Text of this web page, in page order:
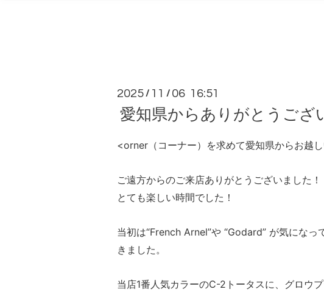
2025 / 11 / 06 16:51
愛知県からありがとうござ
<orner（コーナー）を求めて愛知県からお越し
ご遠方からのご来店ありがとうございました！
とても楽しい時間でした！
当初は“French Arnel”や “Godard” が気にな
きました。
当店1番人気カラーのC-2トータスに、グロウ